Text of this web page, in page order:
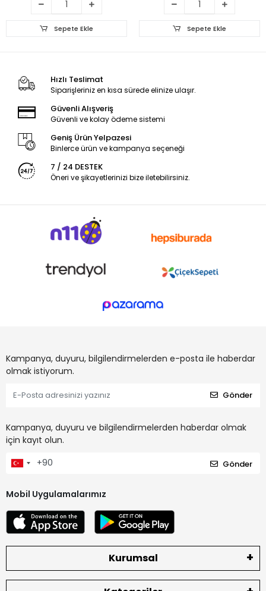
Sepete Ekle Sepete Ekle
Hızlı Teslimat
Siparişleriniz en kısa sürede elinize ulaşır.
Güvenli Alışveriş
Güvenli ve kolay ödeme sistemi
Geniş Ürün Yelpazesi
Binlerce ürün ve kampanya seçeneği
7 / 24 DESTEK
Öneri ve şikayetlerinizi bize iletebilirsiniz.
Kampanya, duyuru, bilgilendirmelerden e-posta ile haberdar
olmak istiyorum.
Gönder
Kampanya, duyuru ve bilgilendirmelerden haberdar olmak
için kayıt olun.
Gönder
Mobil Uygulamalarımız
Kurumsal